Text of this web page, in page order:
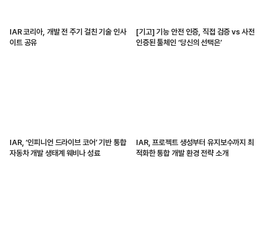
IAR 코리아, 개발 전 주기 걸친 기술 인사
이트 공유
[기고] 기능 안전 인증, 직접 검증 vs 사전
인증된 툴체인 ‘당신의 선택은’
IAR, ‘인피니언 드라이브 코어’ 기반 통합
자동차 개발 생태계 웨비나 성료
IAR, 프로젝트 생성부터 유지보수까지 최
적화한 통합 개발 환경 전략 소개